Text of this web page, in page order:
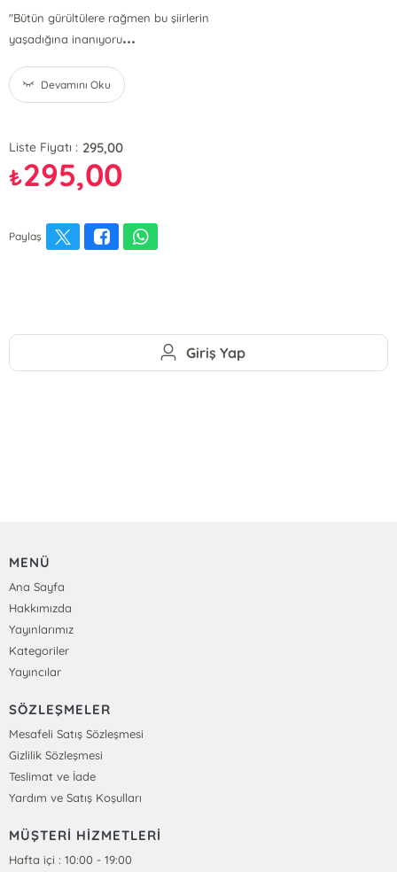
"Bütün gürültülere rağmen bu şiirlerin
yaşadığına inanıyoru...
Devamını Oku
Liste Fiyatı : 295,00
₺295,00
Paylaş
Giriş Yap
MENÜ
Ana Sayfa
Hakkımızda
Yayınlarımız
Kategoriler
Yayıncılar
SÖZLEŞMELER
Mesafeli Satış Sözleşmesi
Gizlilik Sözleşmesi
Teslimat ve İade
Yardım ve Satış Koşulları
MÜŞTERİ HİZMETLERİ
Hafta içi : 10:00 - 19:00